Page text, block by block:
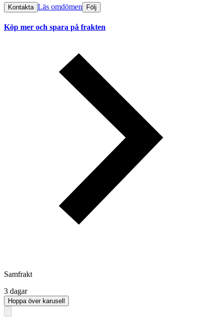
Kontakta Läs omdömen Följ
Köp mer och spara på frakten
Samfrakt
3 dagar
Hoppa över karusell